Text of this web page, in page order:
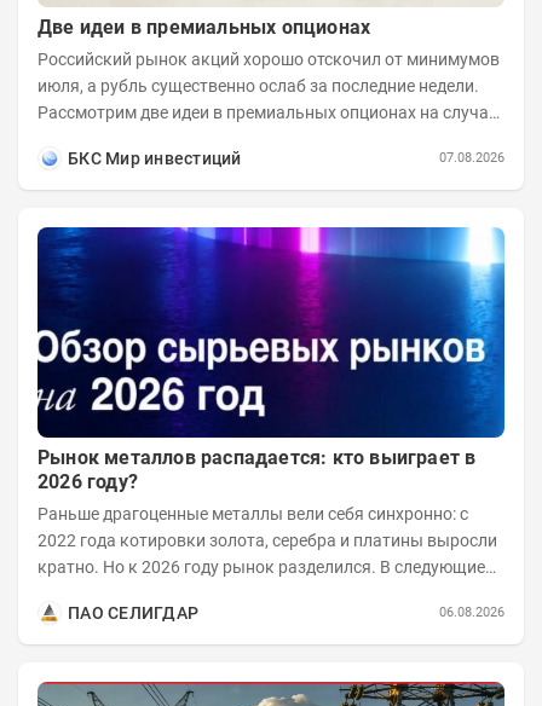
Две идеи в премиальных опционах
Российский рынок акций хорошо отскочил от минимумов
июля, а рубль существенно ослаб за последние недели.
Рассмотрим две идеи в премиальных опционах на случай
БКС Мир инвестиций
07.08.2026
Рынок металлов распадается: кто выиграет в
2026 году?
Раньше драгоценные металлы вели себя синхронно: с
2022 года котировки золота, серебра и платины выросли
кратно. Но к 2026 году рынок разделился. В следующие
ПАО СЕЛИГДАР
06.08.2026